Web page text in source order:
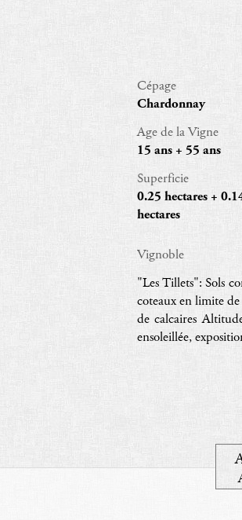
Cépage
Chardonnay
Age de la Vigne
15 ans + 55 ans
Superficie
0.25 hectares +
hectares
Vignoble
"Les Tillets": Sols
coteaux en limite
de calcaires
ensoleillée,